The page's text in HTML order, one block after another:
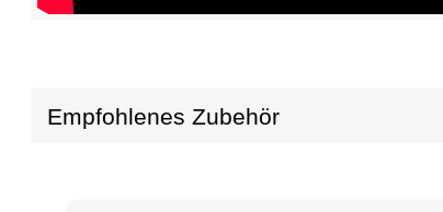
Empfohlenes Zubehör